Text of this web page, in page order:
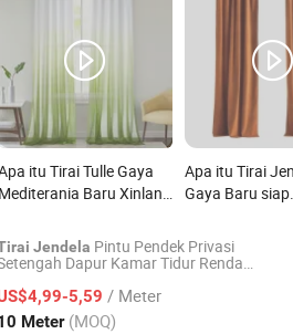
itu Tirai Tulle Gaya
Mediterania Baru Xinlan
Dekorasi Jendela
dan Kantor yang
Apa itu Tirai
Gaya Baru siap
tirai Jendela
Jendela dapat
Jendela Pintu Pendek Privasi
Dapur Kamar Tidur Renda
5,59 / Meter
Meter (MOQ)
Ltd.
Harga mulai 2026